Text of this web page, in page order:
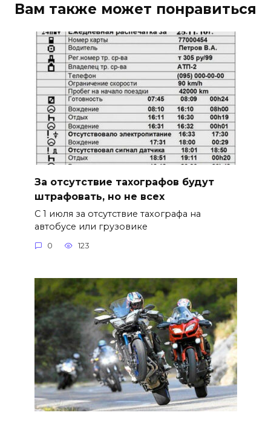
Вам также может понравиться
За отсутствие тахографов будут
штрафовать, но не всех
С 1 июля за отсутствие тахографа на
автобусе или грузовике
0 123